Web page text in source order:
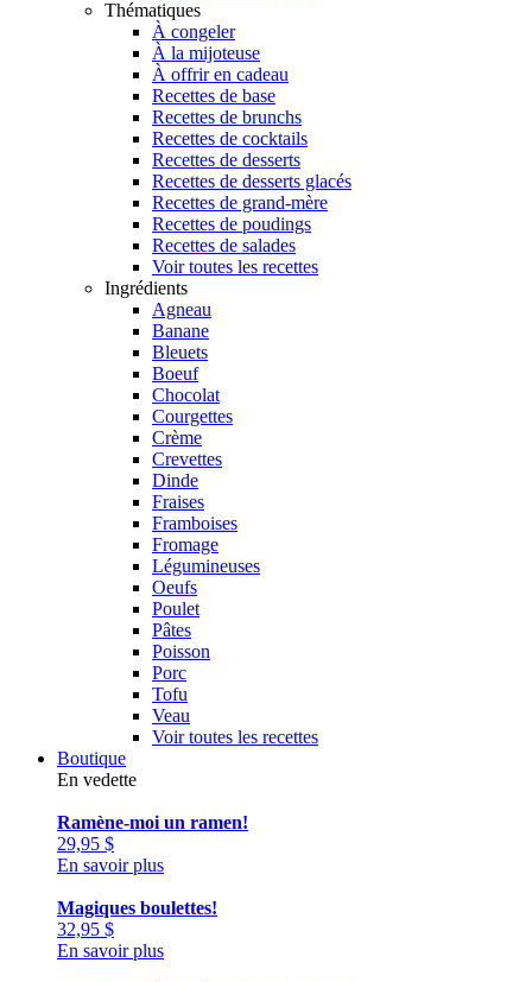
Thématiques
À congeler
À la mijoteuse
À offrir en cadeau
Recettes de base
Recettes de brunchs
Recettes de cocktails
Recettes de desserts
Recettes de desserts glacés
Recettes de grand-mère
Recettes de poudings
Recettes de salades
Voir toutes les recettes
Ingrédients
Agneau
Banane
Bleuets
Boeuf
Chocolat
Courgettes
Crème
Crevettes
Dinde
Fraises
Framboises
Fromage
Légumineuses
Oeufs
Poulet
Pâtes
Poisson
Porc
Tofu
Veau
Voir toutes les recettes
Boutique
En vedette
Ramène-moi un ramen!
29,95 $
En savoir plus
Magiques boulettes!
32,95 $
En savoir plus